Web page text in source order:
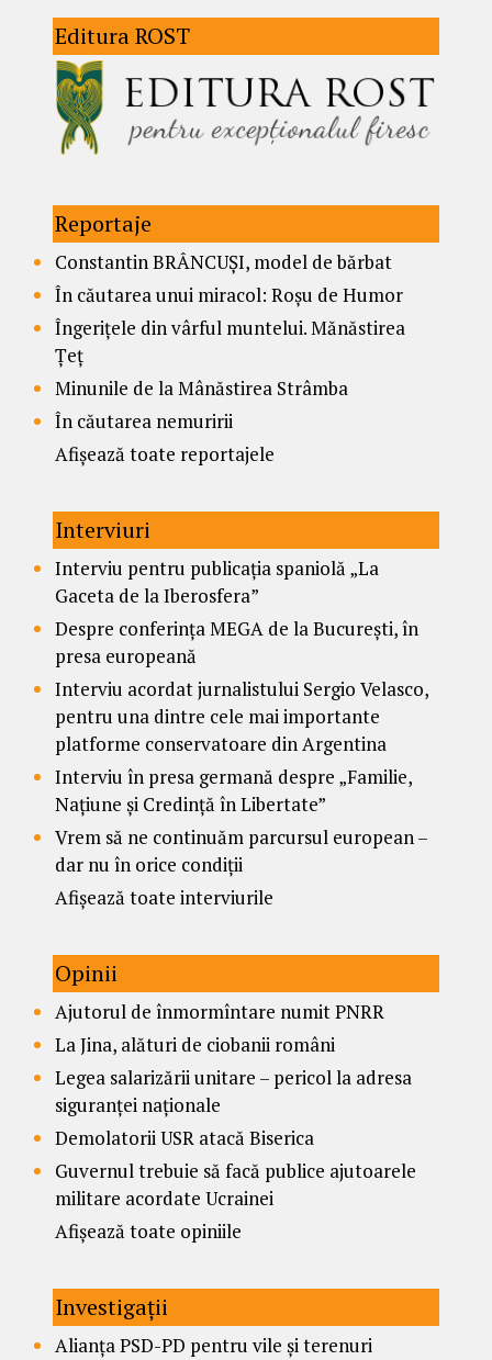
Editura ROST
Reportaje
Constantin BRÂNCUȘI, model de bărbat
În căutarea unui miracol: Roșu de Humor
Îngerițele din vârful muntelui. Mănăstirea
Țeț
Minunile de la Mânăstirea Strâmba
În căutarea nemuririi
Afișează toate reportajele
Interviuri
Interviu pentru publicația spaniolă „La
Gaceta de la Iberosfera”
Despre conferința MEGA de la București, în
presa europeană
Interviu acordat jurnalistului Sergio Velasco,
pentru una dintre cele mai importante
platforme conservatoare din Argentina
Interviu în presa germană despre „Familie,
Națiune și Credință în Libertate”
Vrem să ne continuăm parcursul european –
dar nu în orice condiții
Afișează toate interviurile
Opinii
Ajutorul de înmormîntare numit PNRR
La Jina, alături de ciobanii români
Legea salarizării unitare – pericol la adresa
siguranței naționale
Demolatorii USR atacă Biserica
Guvernul trebuie să facă publice ajutoarele
militare acordate Ucrainei
Afișează toate opiniile
Investigații
Alianța PSD-PD pentru vile și terenuri